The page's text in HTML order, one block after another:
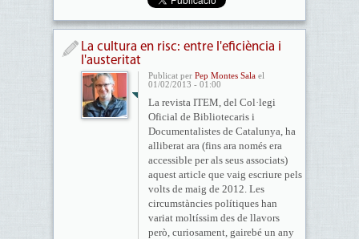
La cultura en risc: entre l'eficiència i
l'austeritat
Publicat per Pep Montes Salael
01/02/2013 - 01:00
La revista ITEM, del Col·legi
Oficial de Bibliotecaris i
Documentalistes de Catalunya, ha
alliberat ara (fins ara només era
accessible per als seus associats)
aquest article que vaig escriure pels
volts de maig de 2012. Les
circumstàncies polítiques han
variat moltíssim des de llavors
però, curiosament, gairebé un any